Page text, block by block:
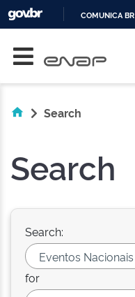
COMUNICA BR
Search
Search
Search:
for